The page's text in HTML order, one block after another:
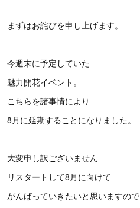
まずはお詫びを申し上げます。
今週末に予定していた
魅力開花イベント。
こちらを諸事情により
8月に延期することになりました。
大変申し訳ございません
リスタートして8月に向けて
がんばっていきたいと思いますので